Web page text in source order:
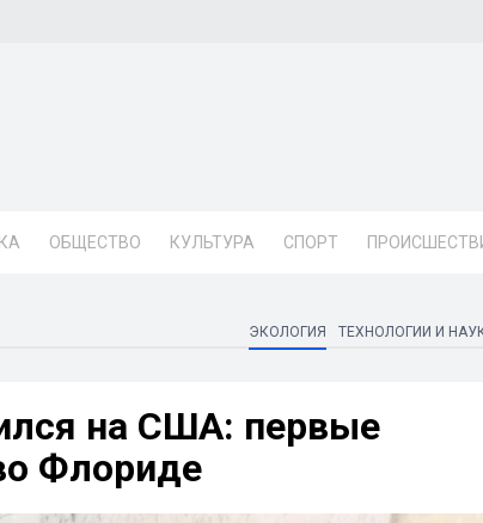
ОБЩЕСТВО КУЛЬТУРА СПОРТ
ЭКОЛОГИЯ ТЕХНОЛОГИИ И
на США: первые
Флориде